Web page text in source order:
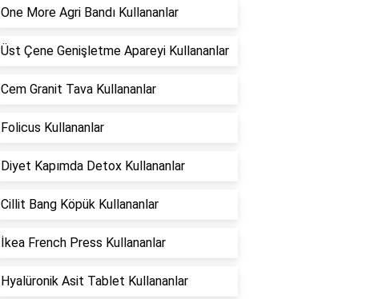
One More Agri Bandı Kullananlar
Üst Çene Genişletme Apareyi Kullananlar
Cem Granit Tava Kullananlar
Folicus Kullananlar
Diyet Kapımda Detox Kullananlar
Cillit Bang Köpük Kullananlar
İkea French Press Kullananlar
Hyalüronik Asit Tablet Kullananlar